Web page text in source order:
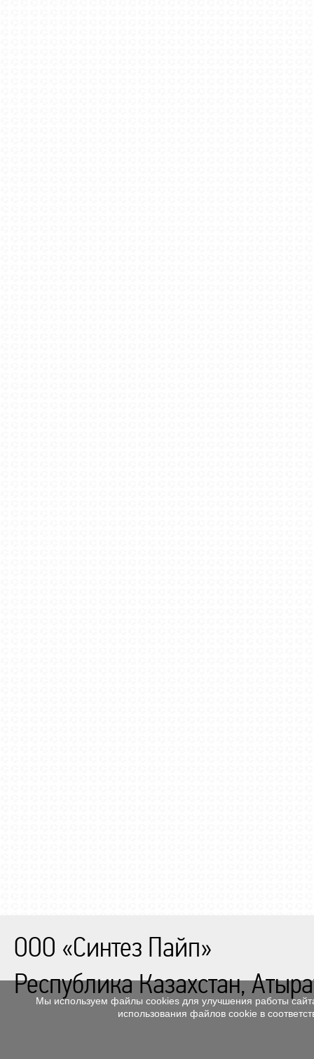
ООО «Синтез Пайп»
Республика Казахстан,
Мы используем файлы cookies для улучшения работы
использования файлов cookie в